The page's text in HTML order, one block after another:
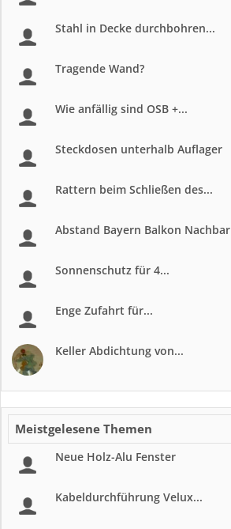
Stahl in Decke durchbohren...
Tragende Wand?
Wie anfällig sind OSB +...
Steckdosen unterhalb Auflager
Rattern beim Schließen des...
Abstand Bayern Balkon Nachbar
Sonnenschutz für 4...
Enge Zufahrt für...
Keller Abdichtung von...
Meistgelesene Themen
Neue Holz-Alu Fenster
Kabeldurchführung Velux...